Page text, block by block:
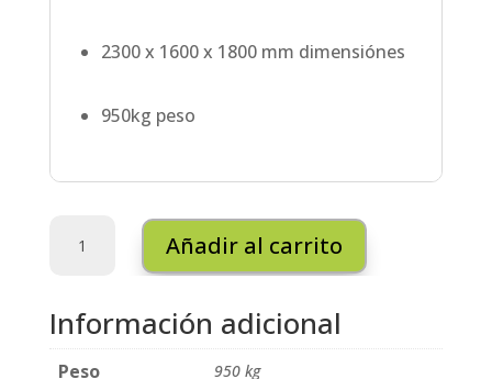
2300 x 1600 x 1800 mm dimensiónes
950kg peso
Desalinizacion
020
cantidad
Añadir al carrito
Información adicional
Peso 950 kg